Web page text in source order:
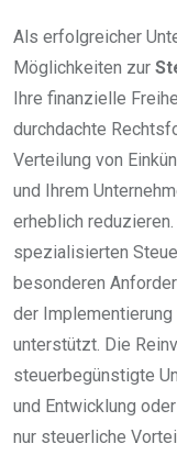
Als erfolgreicher
Möglichkeiten zur
Ihre finanzielle
durchdachte
Verteilung von
und Ihrem
erheblich
spezialisierten
besonderen
der
unterstützt. Die
steuerbegünstigte
und Entwicklung
nur steuerliche